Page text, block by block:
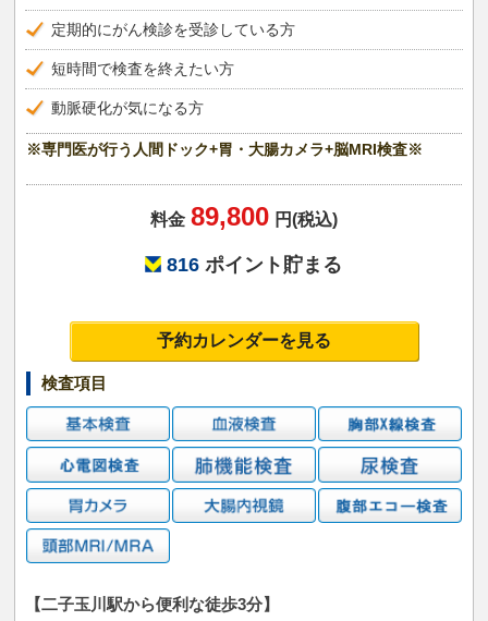
定期的にがん検診を受診している方
短時間で検査を終えたい方
動脈硬化が気になる方
※専門医が行う人間ドック+胃・大腸カメラ+脳MRI検査※
料金 89,800 円(税込)
816ポイント貯まる
予約カレンダーを見る
検査項目
【二子玉川駅から便利な徒歩3分】